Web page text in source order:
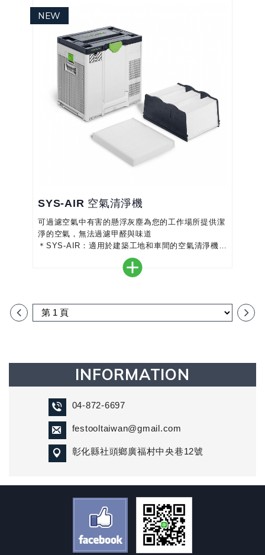
三個工作區域之間進行選擇
＊易於穿戴：就像背包一樣，各種調節選項，可根據
您的個人體型輕鬆的進行調節
＊最大的運動自由度：緊密貼合身體
＊舒適且易於...
SYS-AIR 空氣清淨機
可過濾空氣中有害的懸浮灰塵為您的工作場所提供潔
淨的空氣，無法過濾甲醛與味道
＊SYS-AIR：適用於建築工地和車間的空氣清淨​​機
＊有Ｍ和H級兩種集塵主過濾器可供選擇, 防塵等級
M，過濾率 > 99.9%，防塵等級 H，過濾率 >
M437工具箱規格
＊靈活適應各種房間尺寸：根據您的需求，最多可以
INFORMATION
04-872-6697
festooltaiwan@gmail.com
彰化縣社頭鄉廣福村中央巷12號